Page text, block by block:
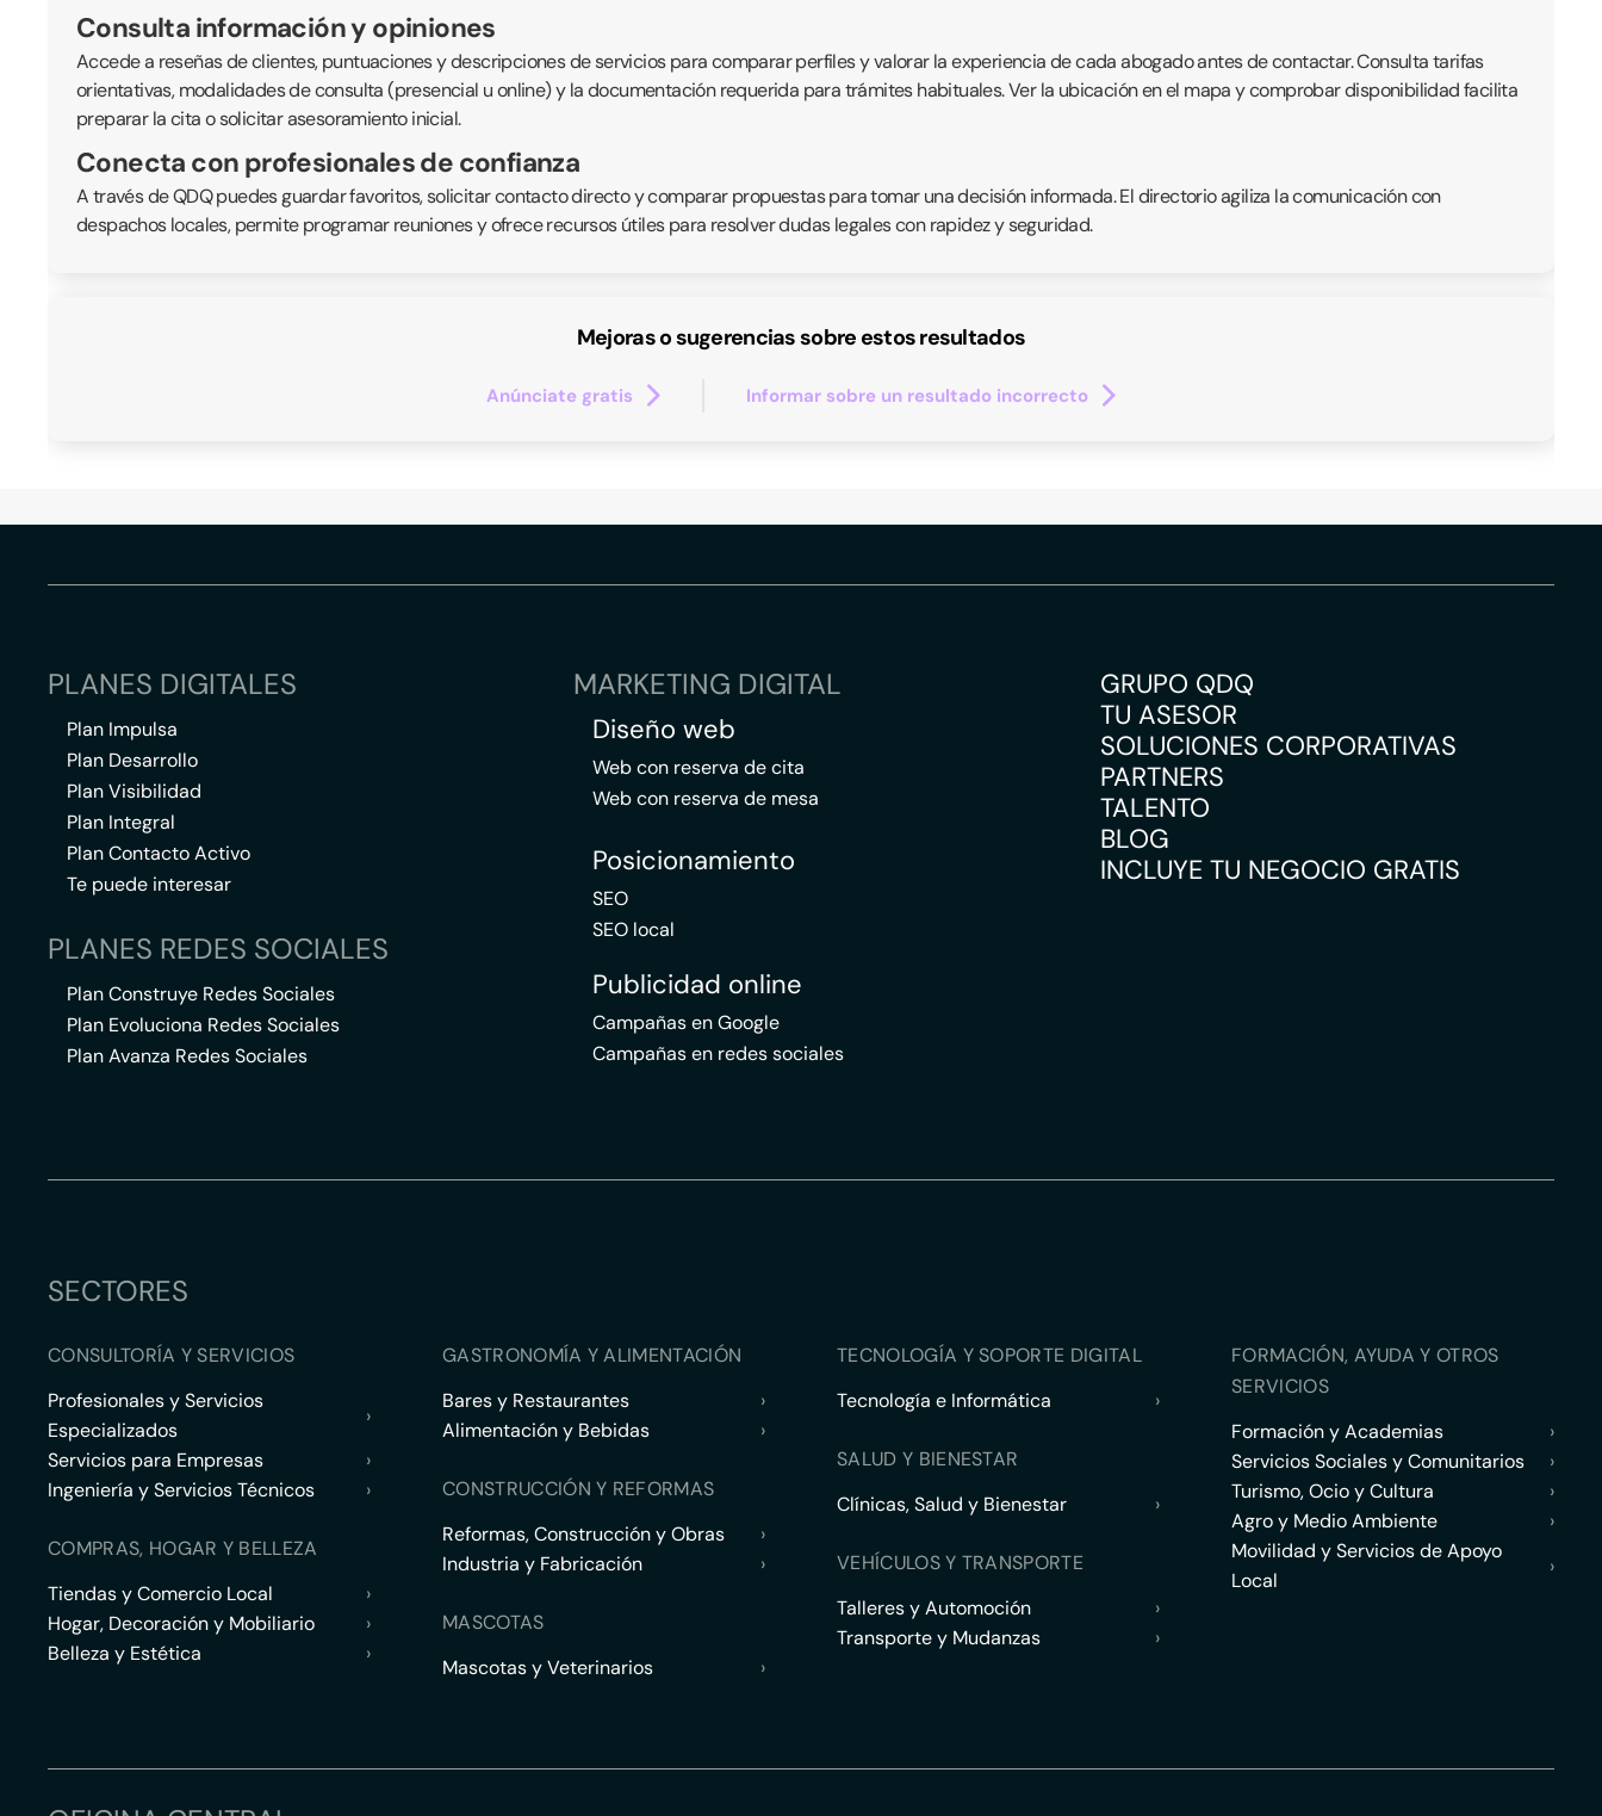
Consulta información y opiniones
Accede a reseñas de clientes, puntuaciones y descripciones de servicios para comparar perfiles y valorar la experiencia de cada abogado antes de contactar. Consulta tarifas
orientativas, modalidades de consulta (presencial u online) y la documentación requerida para trámites habituales. Ver la ubicación en el mapa y comprobar disponibilidad facilita
preparar la cita o solicitar asesoramiento inicial.
Conecta con profesionales de confianza
A través de QDQ puedes guardar favoritos, solicitar contacto directo y comparar propuestas para tomar una decisión informada. El directorio agiliza la comunicación con
despachos locales, permite programar reuniones y ofrece recursos útiles para resolver dudas legales con rapidez y seguridad.
Mejoras o sugerencias sobre estos resultados
Anúnciate gratis Informar sobre un resultado incorrecto
PLANES DIGITALES
Plan Impulsa
Plan Desarrollo
Plan Visibilidad
Plan Integral
Plan Contacto Activo
Te puede interesar
PLANES REDES SOCIALES
Plan Construye Redes Sociales
Plan Evoluciona Redes Sociales
Plan Avanza Redes Sociales
MARKETING DIGITAL
Diseño web
Web con reserva de cita
Web con reserva de mesa
Posicionamiento
SEO
SEO local
Publicidad online
Campañas en Google
Campañas en redes sociales
GRUPO QDQ
TU ASESOR
SOLUCIONES CORPORATIVAS
PARTNERS
TALENTO
BLOG
INCLUYE TU NEGOCIO GRATIS
SECTORES
CONSULTORÍA Y SERVICIOS
Profesionales y Servicios
Especializados
›
Servicios para Empresas
›
Ingeniería y Servicios Técnicos
›
COMPRAS, HOGAR Y BELLEZA
Tiendas y Comercio Local
›
Hogar, Decoración y Mobiliario
›
Belleza y Estética
›
GASTRONOMÍA Y ALIMENTACIÓN
Bares y Restaurantes
›
Alimentación y Bebidas
›
CONSTRUCCIÓN Y REFORMAS
Reformas, Construcción y Obras
›
Industria y Fabricación
›
MASCOTAS
Mascotas y Veterinarios
›
TECNOLOGÍA Y SOPORTE DIGITAL
Tecnología e Informática
›
SALUD Y BIENESTAR
Clínicas, Salud y Bienestar
›
VEHÍCULOS Y TRANSPORTE
Talleres y Automoción
›
Transporte y Mudanzas
›
FORMACIÓN, AYUDA Y OTROS
SERVICIOS
Formación y Academias
›
Servicios Sociales y Comunitarios
›
Turismo, Ocio y Cultura
›
Agro y Medio Ambiente
›
Movilidad y Servicios de Apoyo
Local
›